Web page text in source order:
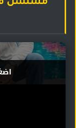
مدبلجة